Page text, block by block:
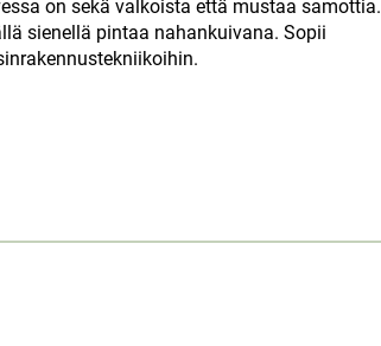
on sekä valkoista että mustaa samottia.
sienellä pintaa nahankuivana. Sopii